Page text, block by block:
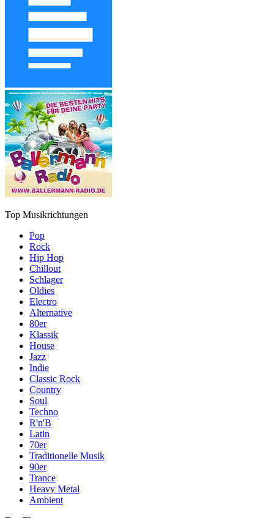
Top Musikrichtungen
Pop
Rock
Hip Hop
Chillout
Schlager
Oldies
Electro
Alternative
80er
Klassik
House
Jazz
Indie
Classic Rock
Country
Soul
Techno
R'n'B
Latin
70er
Traditionelle Musik
90er
Trance
Heavy Metal
Ambient